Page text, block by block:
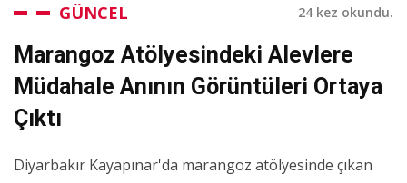
GÜNCEL 24 kez okundu.
Marangoz Atölyesindeki Alevlere
Müdahale Anının Görüntüleri Ortaya
Çıktı
Diyarbakır Kayapınar'da marangoz atölyesinde çıkan